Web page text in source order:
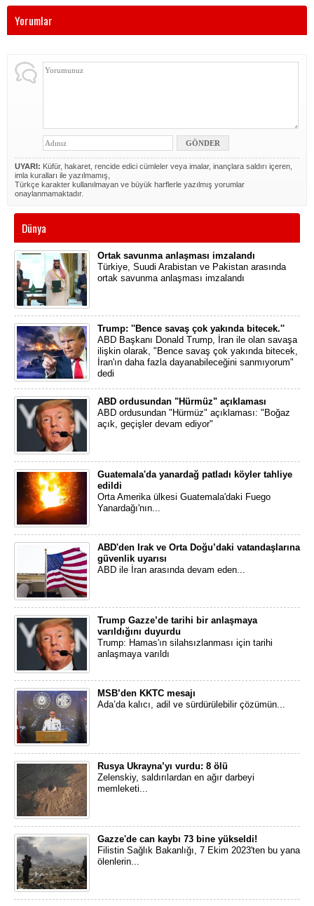
Yorumlar
UYARI: Küfür, hakaret, rencide edici cümleler veya imalar, inançlara saldırı içeren,
imla kuralları ile yazılmamış,
Türkçe karakter kullanılmayan ve büyük harflerle yazılmış yorumlar
onaylanmamaktadır.
Dünya
Ortak savunma anlaşması imzalandı
Türkiye, Suudi Arabistan ve Pakistan arasında
ortak savunma anlaşması imzalandı
Trump: ''Bence savaş çok yakında bitecek.''
ABD Başkanı Donald Trump, İran ile olan savaşa
ilişkin olarak, "Bence savaş çok yakında bitecek,
İran'ın daha fazla dayanabileceğini sanmıyorum"
dedi
ABD ordusundan "Hürmüz" açıklaması
ABD ordusundan "Hürmüz" açıklaması: "Boğaz
açık, geçişler devam ediyor"
Guatemala'da yanardağ patladı köyler tahliye
edildi
Orta Amerika ülkesi Guatemala'daki Fuego
Yanardağı'nın...
ABD'den Irak ve Orta Doğu’daki vatandaşlarına
güvenlik uyarısı
ABD ile İran arasında devam eden...
Trump Gazze’de tarihi bir anlaşmaya
varıldığını duyurdu
Trump: Hamas'ın silahsızlanması için tarihi
anlaşmaya varıldı
MSB’den KKTC mesajı
Ada’da kalıcı, adil ve sürdürülebilir çözümün...
Rusya Ukrayna’yı vurdu: 8 ölü
Zelenskiy, saldırılardan en ağır darbeyi
memleketi...
Gazze'de can kaybı 73 bine yükseldi!
Filistin Sağlık Bakanlığı, 7 Ekim 2023'ten bu yana
ölenlerin...